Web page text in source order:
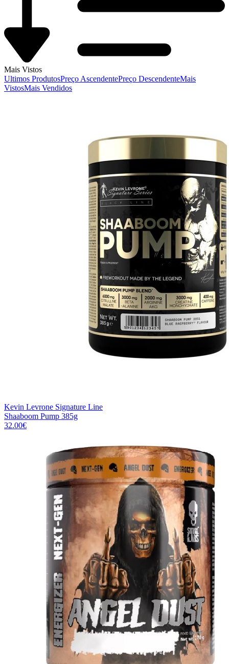
Mais Vistos
Ultimos ProdutosPreço AscendentePreço DescendenteMais
VistosMais Vendidos
Kevin Levrone Signature Line
Shaaboom Pump 385g
32.00€